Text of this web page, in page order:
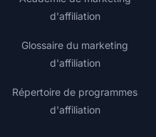
d'affiliation
Glossaire du marketing
d'affiliation
Répertoire de programmes
d'affiliation